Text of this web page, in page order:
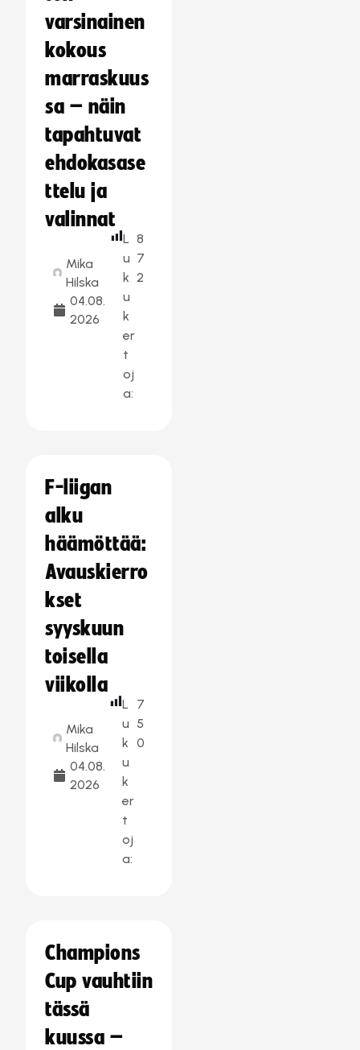
varsinainen
kokous
marraskuus
sa – näin
tapahtuvat
ehdokasase
ttelu ja
valinnat
Mika
Hilska
04.08.
2026
L
u
k
u
k
er
t
oj
a:
8
7
2
F-liigan
alku
häämöttää:
Avauskierro
kset
syyskuun
toisella
viikolla
Mika
Hilska
04.08.
2026
L
u
k
u
k
er
t
oj
a:
7
5
0
Champions
Cup vauhtiin
tässä
kuussa –